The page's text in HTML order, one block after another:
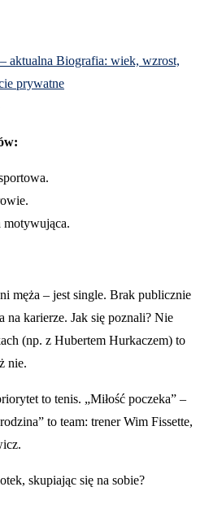
aktualna Biografia: wiek, wzrost,
prywatne
motywująca.
męża – jest single. Brak publicznie
na karierze. Jak się poznali? Nie
(np. z Hubertem Hurkaczem) to
nie.
to tenis. „Miłość poczeka” –
to team: trener Wim Fissette,
skupiając się na sobie?